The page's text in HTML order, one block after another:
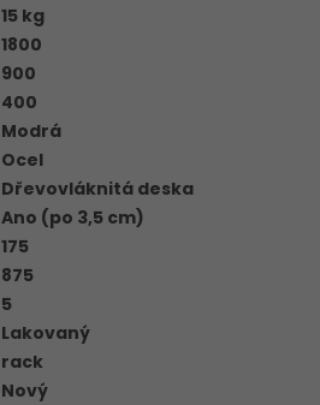
15 kg
1800
900
400
Modrá
Ocel
Dřevovláknitá deska
Ano (po 3,5 cm)
175
875
5
Lakovaný
rack
Nový